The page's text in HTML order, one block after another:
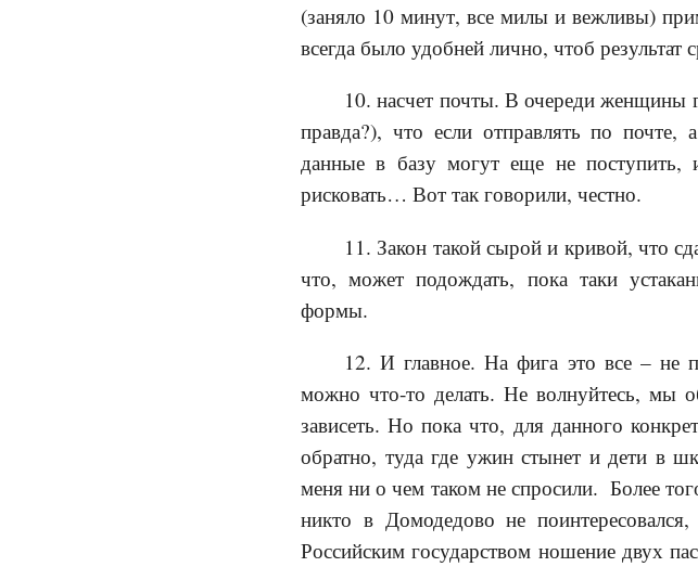
(заняло 10 минут, все милы и вежливы)
всегда было удобней лично, чтоб результат
10. насчет почты. В очереди женщины
правда?), что если отправлять по
данные в базу могут еще не
рисковать… Вот так говорили, честно.
11. Закон такой сырой и кривой, что
что, может подождать, пока таки
формы.
12. И главное. На фига это все – не
можно что-то делать. Не волнуйтесь, мы
зависеть. Но пока что, для данного
обратно, туда где ужин стынет и дети в
меня ни о чем таком не спросили. Более
никто в Домодедово не
Российским государством ношение двух